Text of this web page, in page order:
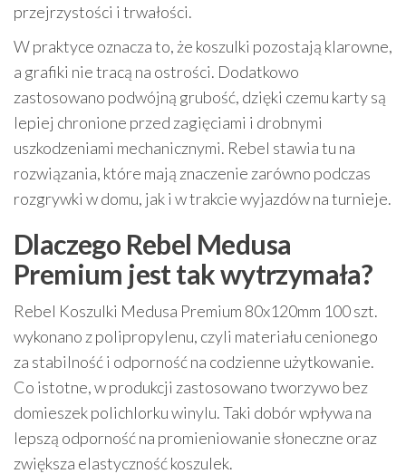
przejrzystości i trwałości.
W praktyce oznacza to, że koszulki pozostają klarowne,
a grafiki nie tracą na ostrości. Dodatkowo
zastosowano podwójną grubość, dzięki czemu karty są
lepiej chronione przed zagięciami i drobnymi
uszkodzeniami mechanicznymi. Rebel stawia tu na
rozwiązania, które mają znaczenie zarówno podczas
rozgrywki w domu, jak i w trakcie wyjazdów na turnieje.
Dlaczego Rebel Medusa
Premium jest tak wytrzymała?
Rebel Koszulki Medusa Premium 80x120mm 100 szt.
wykonano z polipropylenu, czyli materiału cenionego
za stabilność i odporność na codzienne użytkowanie.
Co istotne, w produkcji zastosowano tworzywo bez
domieszek polichlorku winylu. Taki dobór wpływa na
lepszą odporność na promieniowanie słoneczne oraz
zwiększa elastyczność koszulek.